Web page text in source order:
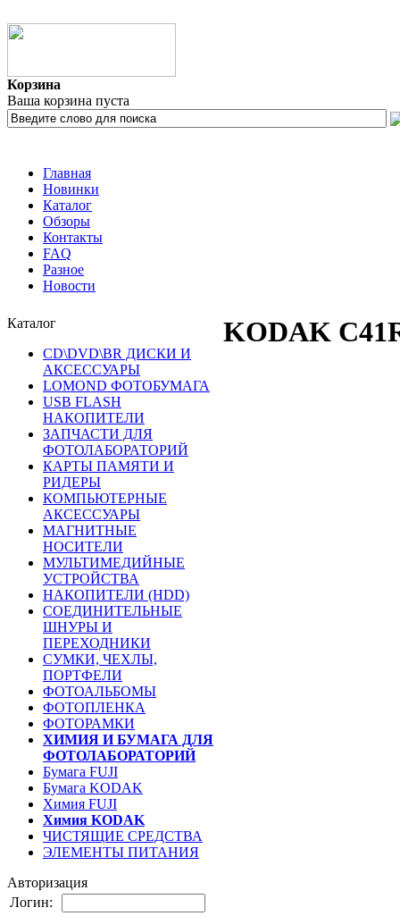
Корзина
Ваша корзина пуста
Главная
Новинки
Каталог
Обзоры
Контакты
FAQ
Разное
Новости
Каталог
CD\DVD\BR ДИСКИ И
АКСЕССУАРЫ
LOMOND ФОТОБУМАГА
USB FLASH
НАКОПИТЕЛИ
ЗАПЧАСТИ ДЛЯ
ФОТОЛАБОРАТОРИЙ
КАРТЫ ПАМЯТИ И
РИДЕРЫ
КОМПЬЮТЕРНЫЕ
АКСЕССУАРЫ
МАГНИТНЫЕ
НОСИТЕЛИ
МУЛЬТИМЕДИЙНЫЕ
УСТРОЙСТВА
НАКОПИТЕЛИ (HDD)
СОЕДИНИТЕЛЬНЫЕ
ШНУРЫ И
ПЕРЕХОДНИКИ
СУМКИ, ЧЕХЛЫ,
ПОРТФЕЛИ
ФОТОАЛЬБОМЫ
ФОТОПЛЕНКА
ФОТОРАМКИ
ХИМИЯ И БУМАГА ДЛЯ
ФОТОЛАБОРАТОРИЙ
Бумага FUJI
Бумага KODAK
Химия FUJI
Химия KODAK
ЧИСТЯЩИЕ СРЕДСТВА
ЭЛЕМЕНТЫ ПИТАНИЯ
Авторизация
Логин:
KODAK